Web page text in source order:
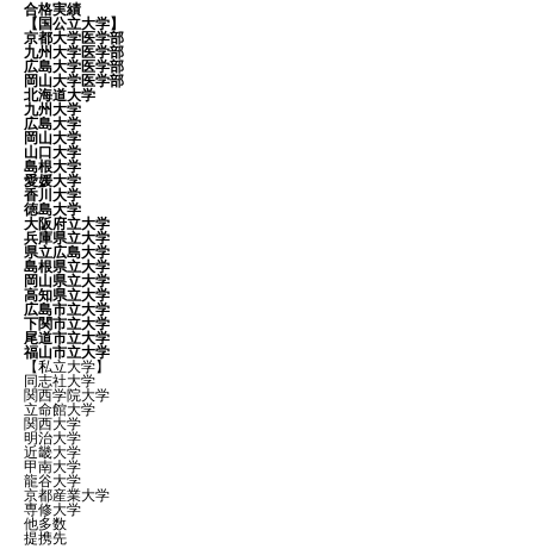
合格実績
【国公立大学】
京都大学医学部
九州大学医学部
広島大学医学部
岡山大学医学部
北海道大学
九州大学
広島大学
岡山大学
山口大学
島根大学
愛媛大学
香川大学
徳島大学
大阪府立大学
兵庫県立大学
県立広島大学
島根県立大学
岡山県立大学
高知県立大学
広島市立大学
下関市立大学
尾道市立大学
福山市立大学
【私立大学】
同志社大学
関西学院大学
立命館大学
関西大学
明治大学
近畿大学
甲南大学
龍谷大学
京都産業大学
専修大学
他多数
提携先